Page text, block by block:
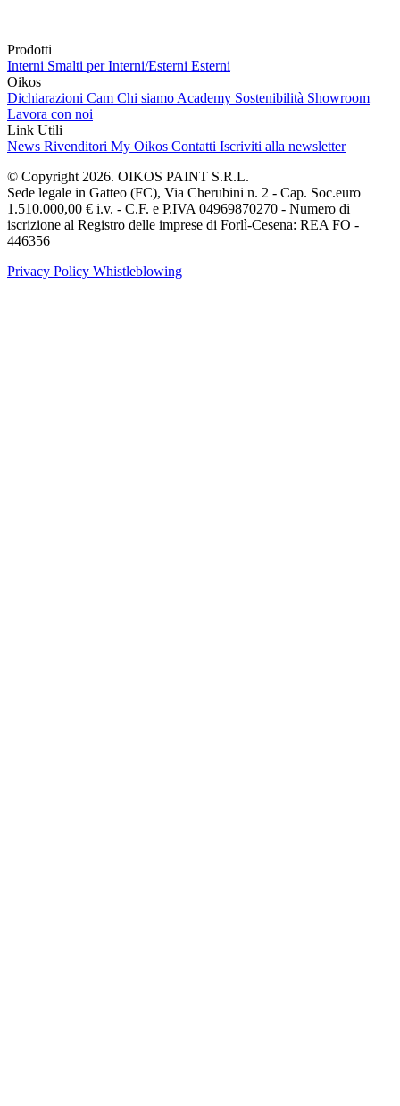
Prodotti
Interni Smalti per Interni/Esterni Esterni
Oikos
Dichiarazioni Cam Chi siamo Academy Sostenibilità Showroom
Lavora con noi
Link Utili
News Rivenditori My Oikos Contatti Iscriviti alla newsletter
© Copyright 2026. OIKOS PAINT S.R.L.
Sede legale in Gatteo (FC), Via Cherubini n. 2 - Cap. Soc.euro
1.510.000,00 € i.v. - C.F. e P.IVA 04969870270 - Numero di
iscrizione al Registro delle imprese di Forlì-Cesena: REA FO -
446356
Privacy Policy Whistleblowing